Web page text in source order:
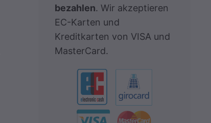
bezahlen. Wir akzeptieren
EC-Karten und
Kreditkarten von VISA und
MasterCard.